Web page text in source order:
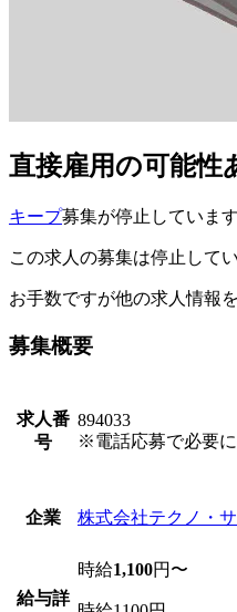
直接雇用の可能性
キープ募集が停止しています
この求人の募集は停止してい
お手数ですが他の求人情報
募集概要
求人番
号
894033
※電話応募で必要に
企業 株式会社テクノ・
給与詳
時給1,100円〜